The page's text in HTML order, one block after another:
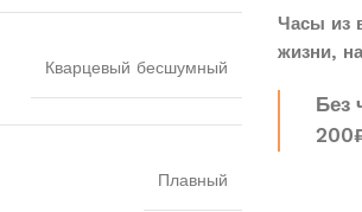
Кварцевый бесшумный
Плавный
Часы из
жизни,
Без